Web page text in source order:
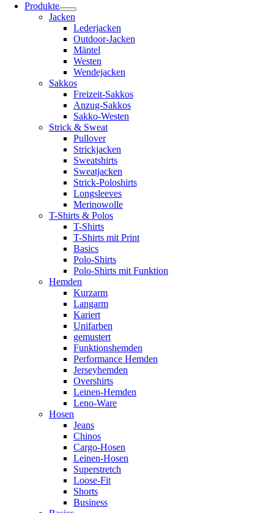
Produkte
Jacken
Lederjacken
Outdoor-Jacken
Mäntel
Westen
Wendejacken
Sakkos
Freizeit-Sakkos
Anzug-Sakkos
Sakko-Westen
Strick & Sweat
Pullover
Strickjacken
Sweatshirts
Sweatjacken
Strick-Poloshirts
Longsleeves
Merinowolle
T-Shirts & Polos
T-Shirts
T-Shirts mit Print
Basics
Polo-Shirts
Polo-Shirts mit Funktion
Hemden
Kurzarm
Langarm
Kariert
Unifarben
gemustert
Funktionshemden
Performance Hemden
Jerseyhemden
Overshirts
Leinen-Hemden
Leno-Ware
Hosen
Jeans
Chinos
Cargo-Hosen
Leinen-Hosen
Superstretch
Loose-Fit
Shorts
Business